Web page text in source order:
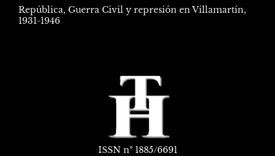
República, Guerra Civil y represión en Villamartín,
1931-1946
ISSN nº 1885/6691